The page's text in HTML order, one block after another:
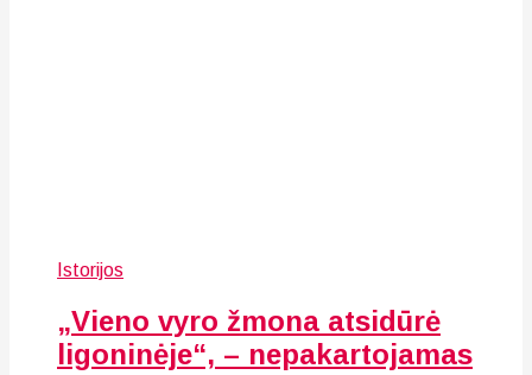
Istorijos
„Vieno vyro žmona atsidūrė
ligoninėje“, – nepakartojamas